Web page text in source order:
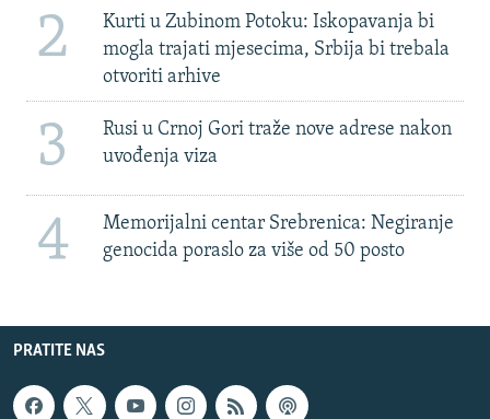
2
Kurti u Zubinom Potoku: Iskopavanja bi
mogla trajati mjesecima, Srbija bi trebala
otvoriti arhive
3
Rusi u Crnoj Gori traže nove adrese nakon
uvođenja viza
4
Memorijalni centar Srebrenica: Negiranje
genocida poraslo za više od 50 posto
PRATITE NAS